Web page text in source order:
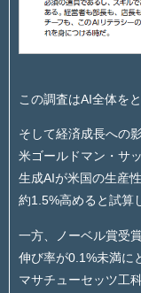
この調査はAI全体をと
そして経済成長への
米ゴールドマン・サッ
生成AIが米国の生産性
約1.5%高めると試算
一方、ノーベル賞受
伸び率が0.1%未満に
マサチューセッツ工